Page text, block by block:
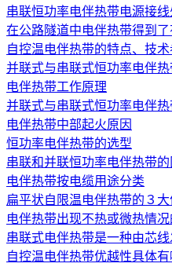
串联恒功率电伴热带电源接
在公路隧道中电伴热带得到了
自控温电伴热带的特点、技
并联式与串联式恒功率电伴
电伴热带工作原理
并联式与串联式恒功率电伴
电伴热带中部起火原因
恒功率电伴热带的选型
串联和并联恒功率电伴热带的
电伴热带按电缆用途分类
扁平状自限温电伴热带的３
电伴热带出现不热或微热情况
串联式电伴热带是一种由芯
自控温电伴热带优越性具体